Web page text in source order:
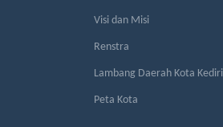
Visi dan Misi
Renstra
Lambang Daerah Kota Kediri
Peta Kota